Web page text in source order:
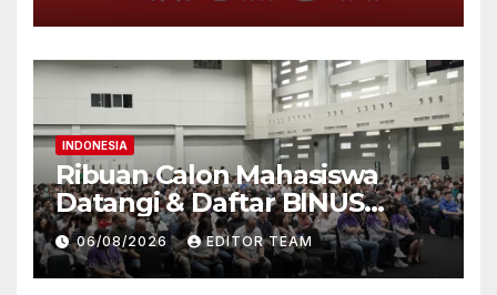
INDONESIA
Ribuan Calon Mahasiswa
Datangi & Daftar BINUS
University, Wujudkan
Langkah Awal Menuju Karier
Global
06/08/2026 EDITOR TEAM